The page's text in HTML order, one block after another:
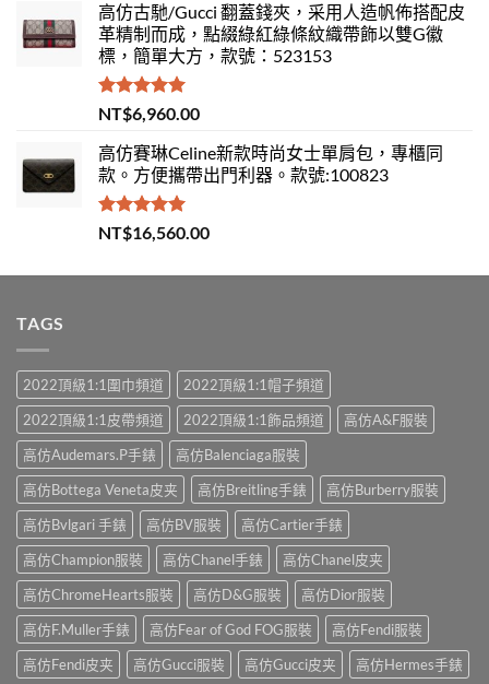
高仿古馳/Gucci 翻蓋錢夾，采用人造帆佈搭配皮
革精制而成，點綴綠紅綠條紋織帶飾以雙G徽
標，簡單大方，款號：523153
評分 5.00
滿分 5
NT$6,960.00
高仿賽琳Celine新款時尚女士單肩包，專櫃同
款。方便攜帶出門利器。款號:100823
評分5.00
滿分 5
NT$16,560.00
TAGS
2022頂級1:1圍巾頻道
2022頂級1:1帽子頻道
2022頂級1:1皮帶頻道
2022頂級1:1飾品頻道
高仿A&F服裝
高仿Audemars.P手錶
高仿Balenciaga服裝
高仿Bottega Veneta皮夹
高仿Breitling手錶
高仿Burberry服裝
高仿Bvlgari 手錶
高仿BV服裝
高仿Cartier手錶
高仿Champion服裝
高仿Chanel手錶
高仿Chanel皮夹
高仿ChromeHearts服裝
高仿D&G服裝
高仿Dior服裝
高仿F.Muller手錶
高仿Fear of God FOG服裝
高仿Fendi服裝
高仿Fendi皮夹
高仿Gucci服裝 高仿Gucci皮夹 高仿Hermes手錶